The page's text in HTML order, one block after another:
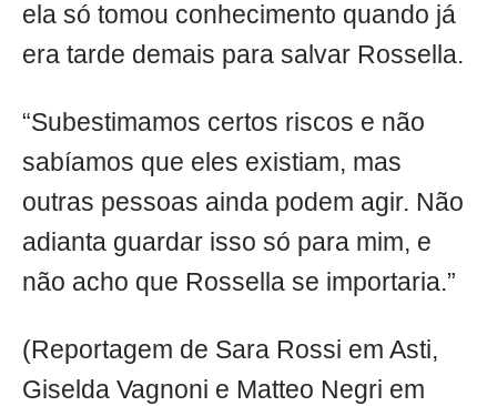
ela só tomou conhecimento quando já
era tarde demais para salvar Rossella.
“Subestimamos certos riscos e não
sabíamos que eles existiam, mas
outras pessoas ainda podem agir. Não
adianta guardar isso só para mim, e
não acho que Rossella se importaria.”
(Reportagem de Sara Rossi em Asti,
Giselda Vagnoni e Matteo Negri em